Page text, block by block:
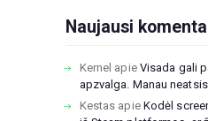
Naujausi
Kernel apie Visada gali
apzvalga. Manau
Kestas apie Kodėl